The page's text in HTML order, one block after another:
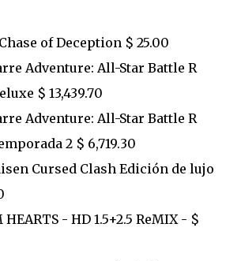
of Deception $ 25.00
Adventure: All-Star Battle R
$ 13,439.70
Adventure: All-Star Battle R
2 $ 6,719.30
Cursed Clash Edición de lujo
- HD 1.5+2.5 ReMIX - $